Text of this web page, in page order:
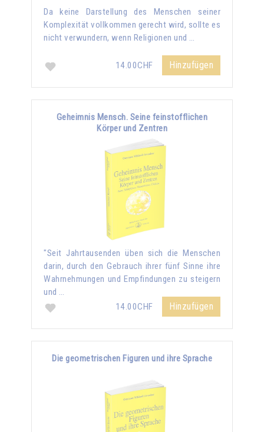
Da keine Darstellung des Menschen seiner
Komplexität vollkommen gerecht wird, sollte es
nicht verwundern, wenn Religionen und …
14.00CHF Hinzufügen
Geheimnis Mensch. Seine feinstofflichen
Körper und Zentren
"Seit Jahrtausenden üben sich die Menschen
darin, durch den Gebrauch ihrer fünf Sinne ihre
Wahrnehmungen und Empfindungen zu steigern
und …
14.00CHF
Hinzufügen
Die geometrischen Figuren und ihre Sprache